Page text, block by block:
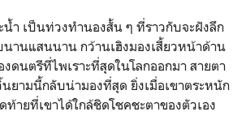
ำ เป็นท่วงทำนองสั้น ๆ ที่ราวกับจะฝังลึก
นานแสนนาน กว้านเฮิงมองเสี้ยวหน้าด้าน
ดนตรีที่ไพเราะที่สุดในโลกออกมา สายตา
ยามนี้กลับน่ามองที่สุด ยิ่งเมื่อเขาตระหนัก
ท้ายที่เขาได้ใกล้ชิดโชคชะตาของตัวเอง